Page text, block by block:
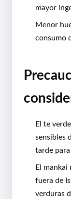
mayor
Menor
consumo
El te
sensibles
tarde
El mankai
fuera de
verduras